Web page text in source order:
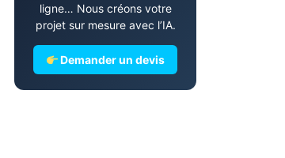
ligne… Nous créons votre
projet sur mesure avec l’IA.
Demander un devis